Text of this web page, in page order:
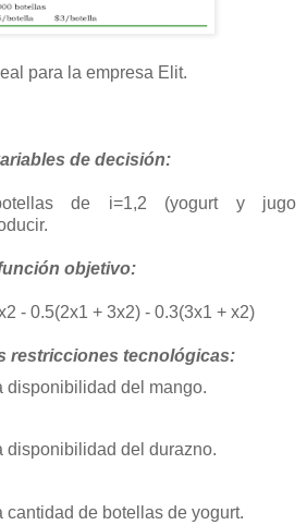
para la empresa Elit.
de decisión:
de i=1,2 (yogurt y jugo
objetivo:
- 0.5(2x1 + 3x2) - 0.3(3x1 + x2)
restricciones tecnológicas:
disponibilidad del mango.
disponibilidad del durazno.
cantidad de botellas de yogurt.